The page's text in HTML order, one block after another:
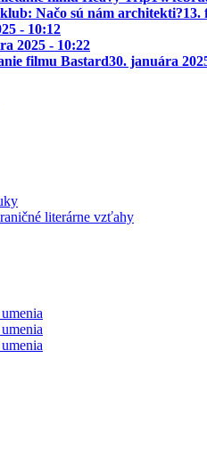
Načo sú nám architekti?13.
- 10:12
2025 - 10:22
filmu Bastard30. januára